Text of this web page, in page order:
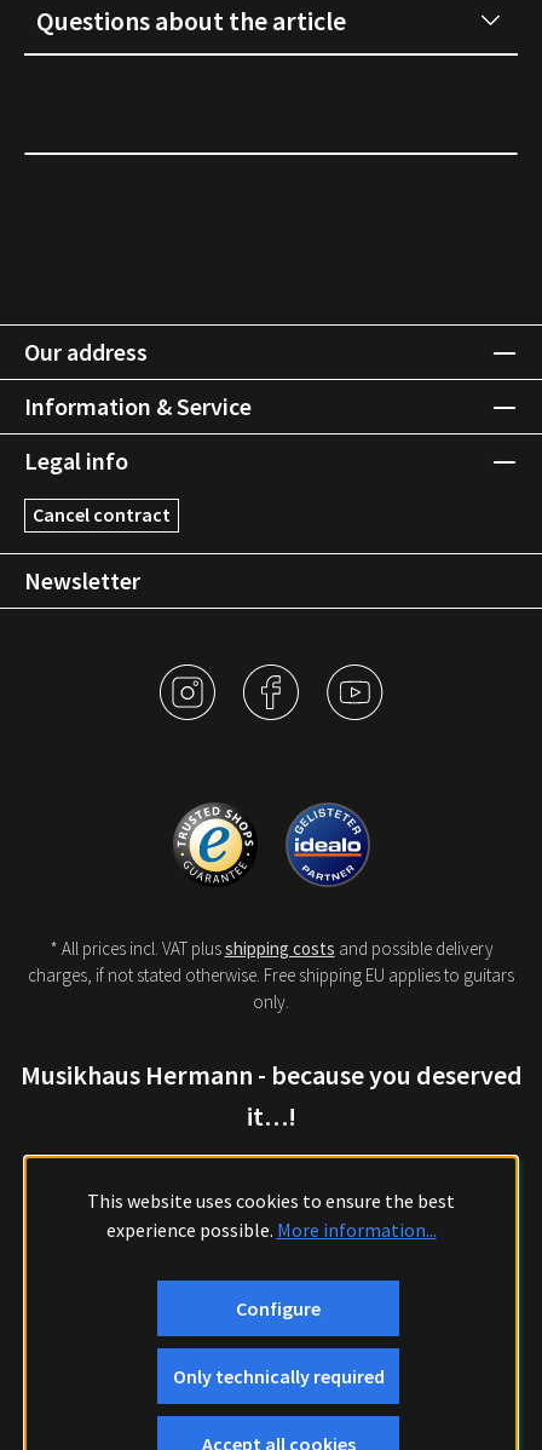
Questions about the article
Our address
Information & Service
Legal info
Cancel contract
Newsletter
* All prices incl. VAT plusshipping costs and possible delivery
charges, if not stated otherwise. Free shipping EU applies to guitars
only.
Musikhaus Hermann - because you deserved
it…!
This website uses cookies to ensure the best
experience possible. More information...
Only technically required
Configure
Accept all cookies